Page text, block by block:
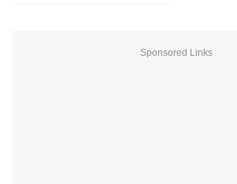
Sponsored Links